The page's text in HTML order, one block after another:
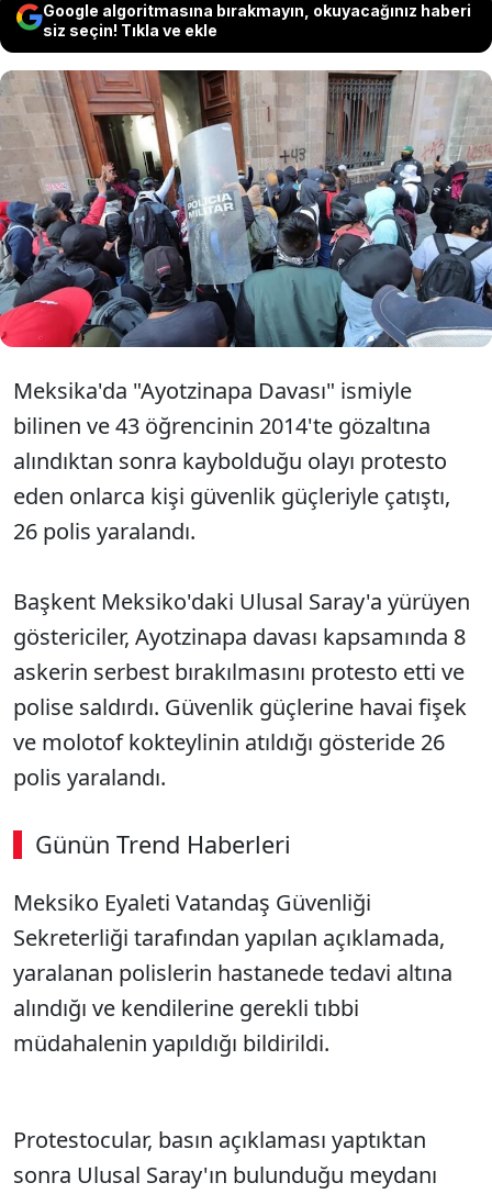
Google algoritmasına bırakmayın, okuyacağınız haberi
siz seçin! Tıkla ve ekle
Meksika'da Ayotzinapa davası
protestosunda 26 polis
yaralandı.
Meksika'da "Ayotzinapa Davası" ismiyle
bilinen ve 43 öğrencinin 2014'te gözaltına
alındıktan sonra kaybolduğu olayı protesto
eden onlarca kişi güvenlik güçleriyle çatıştı,
26 polis yaralandı.
Başkent Meksiko'daki Ulusal Saray'a yürüyen
göstericiler, Ayotzinapa davası kapsamında 8
askerin serbest bırakılmasını protesto etti ve
polise saldırdı. Güvenlik güçlerine havai fişek
ve molotof kokteylinin atıldığı gösteride 26
polis yaralandı.
Günün Trend Haberleri
Meksiko Eyaleti Vatandaş Güvenliği
Sekreterliği tarafından yapılan açıklamada,
yaralanan polislerin hastanede tedavi altına
alındığı ve kendilerine gerekli tıbbi
müdahalenin yapıldığı bildirildi.
Protestocular, basın açıklaması yaptıktan
sonra Ulusal Saray'ın bulunduğu meydanı